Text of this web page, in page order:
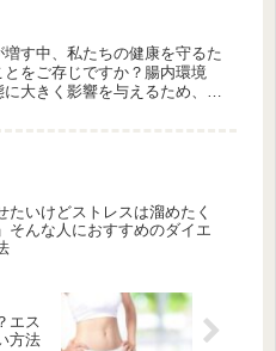
す中、私たちの健康を守るた
をご存じですか？腸内環境
大きく影響を与えるため、そ
たいけどストレスは溜めたく
そんな人におすすめのダイエ
エス
方法